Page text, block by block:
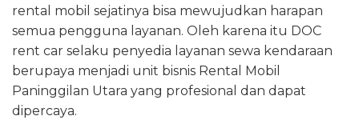
rental mobil sejatinya bisa mewujudkan harapan
semua pengguna layanan. Oleh karena itu DOC
rent car selaku penyedia layanan sewa kendaraan
berupaya menjadi unit bisnis Rental Mobil
Paninggilan Utara yang profesional dan dapat
dipercaya.